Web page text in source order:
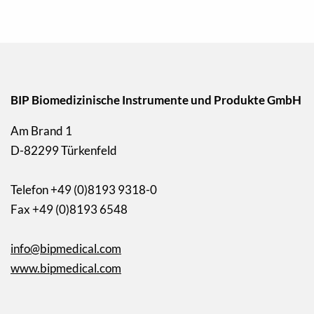
BIP Biomedizinische Instrumente und Produkte GmbH
Am Brand 1
D-82299 Türkenfeld
Telefon +49 (0)8193 9318-0
Fax +49 (0)8193 6548
info@bipmedical.com
www.bipmedical.com